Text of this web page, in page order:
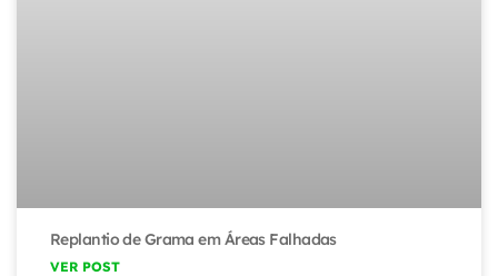
Replantio de Grama em Áreas Falhadas
VER POST